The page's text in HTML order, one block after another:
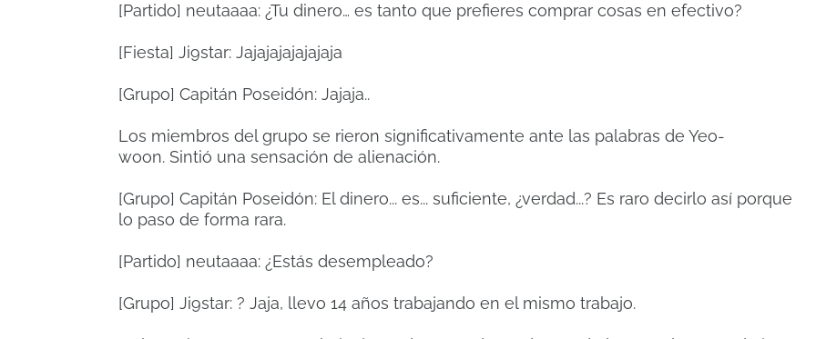
[Partido] neutaaaa: ¿Tu dinero… es tanto que prefieres comprar cosas en efectivo?
[Fiesta] Ji9star: Jajajajajajajaja
[Grupo] Capitán Poseidón: Jajaja..
Los miembros del grupo se rieron significativamente ante las palabras de Yeo-
woon. Sintió una sensación de alienación.
[Grupo] Capitán Poseidón: El dinero... es... suficiente, ¿verdad...? Es raro decirlo así porque
lo paso de forma rara.
[Partido] neutaaaa: ¿Estás desempleado?
[Grupo] Ji9star: ? Jaja, llevo 14 años trabajando en el mismo trabajo.